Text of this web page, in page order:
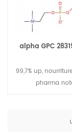
alpha GPC
99,7% up,
pharma